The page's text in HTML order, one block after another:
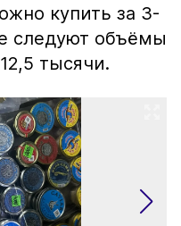
купить за 3-
следуют объёмы
тысячи.